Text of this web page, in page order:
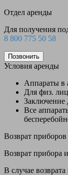
Отдел аренды
Для получения
8 800 775 50 58
Позвонить
Условия аренды
Аппараты в
Для физ.
Заключение
Все
Возврат приборов
Возврат прибора
В случае